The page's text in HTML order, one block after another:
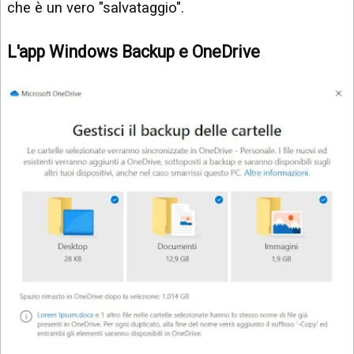
che è un vero "salvataggio".
L'app Windows Backup e OneDrive